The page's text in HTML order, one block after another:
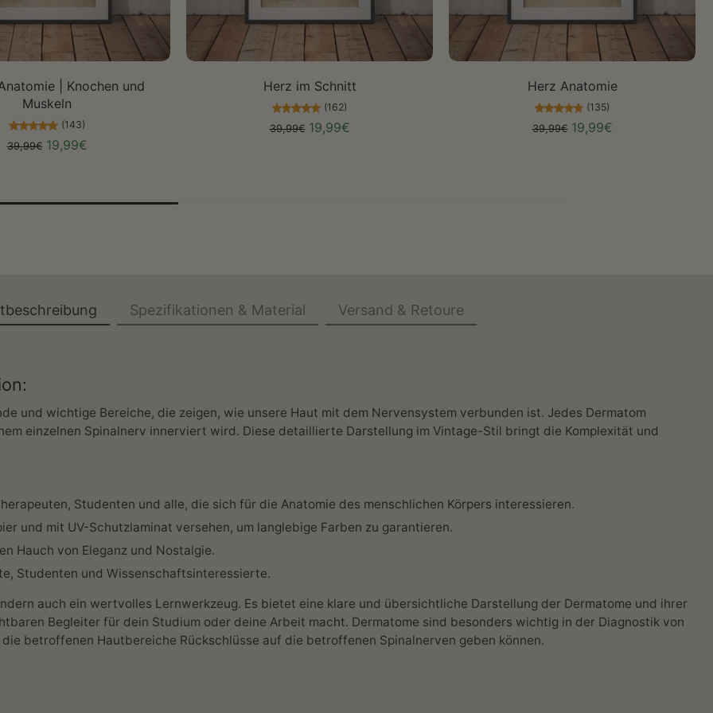
| Knochen und
Muskeln
(143)
39,99€ 19,99€
Herz im Schnitt
(162)
39,99€ 19,99€
Herz Anatomie
(135)
39,99€ 19,99€
Spezifikationen & Material Versand & Retoure
und wichtige Bereiche, die zeigen, wie unsere Haut mit dem Nervensystem verbunden ist. Jedes Dermatom
einzelnen Spinalnerv innerviert wird. Diese detaillierte Darstellung im Vintage-Stil bringt die Komplexität und
Studenten und alle, die sich für die Anatomie des menschlichen Körpers interessieren.
und mit UV-Schutzlaminat versehen, um langlebige Farben zu garantieren.
Hauch von Eleganz und Nostalgie.
Studenten und Wissenschaftsinteressierte.
auch ein wertvolles Lernwerkzeug. Es bietet eine klare und übersichtliche Darstellung der Dermatome und ihrer
Begleiter für dein Studium oder deine Arbeit macht. Dermatome sind besonders wichtig in der Diagnostik von
betroffenen Hautbereiche Rückschlüsse auf die betroffenen Spinalnerven geben können.